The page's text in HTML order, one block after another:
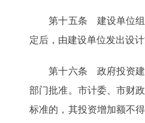
第十五条 建设单位组织
定后，由建设单位发出设
第十六条 政府投资建设
部门批准。市计委、市财
标准的，其投资增加额不